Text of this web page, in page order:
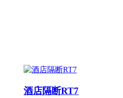
酒店隔断RT7